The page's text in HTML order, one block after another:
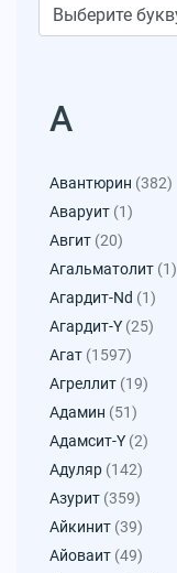
А
Авантюрин (382)
Аваруит (1)
Авгит (20)
Агальматолит (1)
Агардит-Nd (1)
Агардит-Y (25)
Агат (1597)
Агреллит (19)
Адамин (51)
Адамсит-Y (2)
Адуляр (142)
Азурит (359)
Айкинит (39)
Айоваит (49)